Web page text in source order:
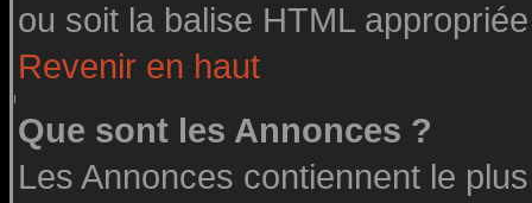
ou soit la balise HTML
Revenir en haut
Que sont les Annonces ?
Les Annonces contiennent le